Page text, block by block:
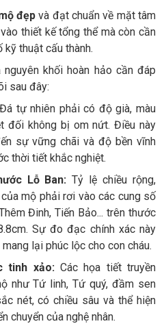
đẹp và đạt chuẩn về mặt tâm
thiết kế tổng thể mà còn cần
thuật cấu thành.
khối hoàn hảo cần đáp
sau đây:
Đá tự nhiên phải có độ già, màu
đối không bị om nứt. Điều này
sự vững chãi và độ bền vĩnh
thời tiết khắc nghiệt.
Lỗ Ban: Tỷ lệ chiều rộng,
mộ phải rơi vào các cung số
Đinh, Tiến Bảo... trên thước
Sự đo đạc chính xác này
lại phúc lộc cho con cháu.
tinh xảo: Các họa tiết truyền
như Tứ linh, Tứ quý, đầm sen
nét, có chiều sâu và thể hiện
chuyển của nghệ nhân.